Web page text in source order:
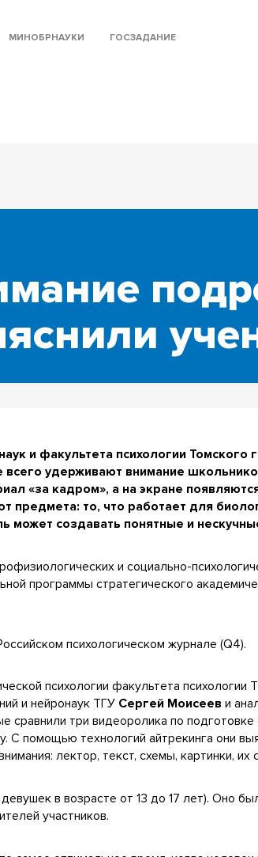
МИНОБРНАУКИ ГОСЗАДАНИЕ
и факультета психологии Томского
удерживают внимание
«за кадром», а на экране
предмета: то, что работает для
может создавать понятные и
и социально-
программы стратегического
психологическом журнале (Q4).
психологии факультета психологии
и нейронаук ТГУ Сергей Моисеев и
сравнили три видеоролика по
С помощью технологий айтрекинга они
лектор, текст, схемы, картинки, их
в возрасте от 13 до 17 лет). Оно
участников.